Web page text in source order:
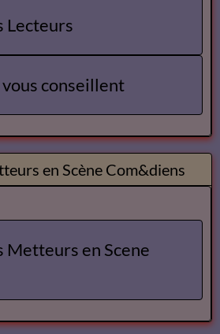
Lecteurs
conseillent
en Scène Com&diens
Metteurs en Scene